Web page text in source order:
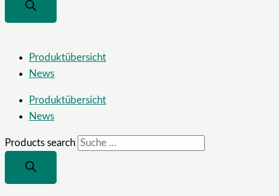
Produktübersicht
News
Produktübersicht
News
Products search